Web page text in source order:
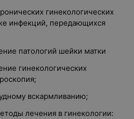
гинекологических
инфекций, передающихся
патологий шейки матки
гинекологических
вскармливанию;
лечения в гинекологии: